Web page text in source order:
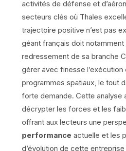
activités de défense et
secteurs clés où Thales
trajectoire positive n’est pas
géant français doit notamment
redressement de sa branche
gérer avec finesse l’exécution
programmes spatiaux, le tout
forte demande. Cette analyse
décrypter les forces et les
offrant aux lecteurs une
performance actuelle et les
d’évolution de cette